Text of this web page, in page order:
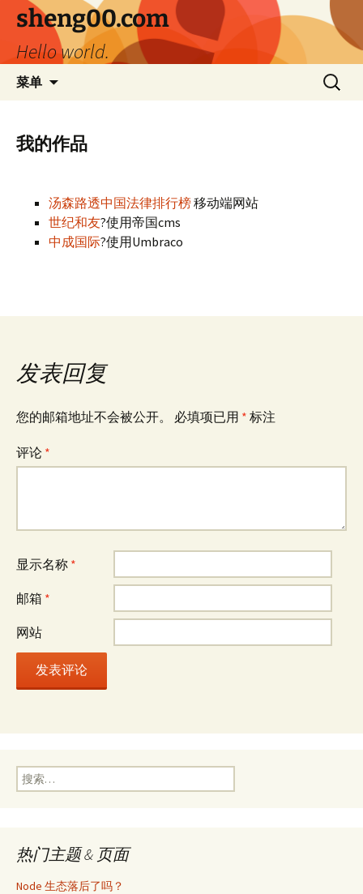
文
sheng00.com
Hello world.
菜单
搜
索：
我的作品
汤森路透中国法律排行榜移动端网站
世纪和友?使用帝国cms
中成国际?使用Umbraco
发表回复
您的邮箱地址不会被公开。 必填项已用 * 标注
评论 *
显示名称 *
邮箱 *
网站
搜
索：
热门主题 & 页面
Node 生态落后了吗？